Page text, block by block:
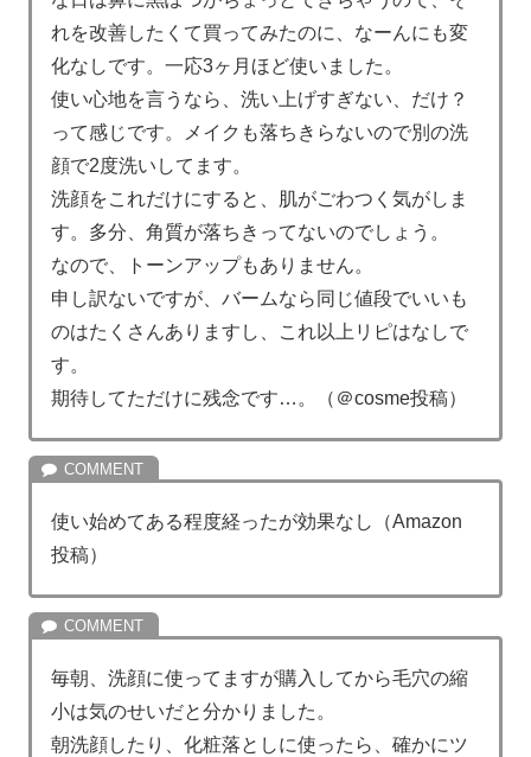
れを改善したくて買ってみたのに、なーんにも変
化なしです。一応3ヶ月ほど使いました。
使い心地を言うなら、洗い上げすぎない、だけ？
って感じです。メイクも落ちきらないので別の洗
顔で2度洗いしてます。
洗顔をこれだけにすると、肌がごわつく気がしま
す。多分、角質が落ちきってないのでしょう。
なので、トーンアップもありません。
申し訳ないですが、バームなら同じ値段でいいも
のはたくさんありますし、これ以上リピはなしで
す。
期待してただけに残念です…。（＠cosme投稿）
使い始めてある程度経ったが効果なし（Amazon
投稿）
毎朝、洗顔に使ってますが購入してから毛穴の縮
小は気のせいだと分かりました。
朝洗顔したり、化粧落としに使ったら、確かにツ